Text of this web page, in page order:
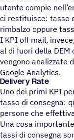
utente compie
ci restituisce: tasso
rimbalzo oppure
I KPI off mail,
al di fuori della
vengono analizzate
Google Analytics.
Deli­very Rate
​​Uno dei primi KPI
tasso di consegna:
persone che
Una cosa
tassi di consegna